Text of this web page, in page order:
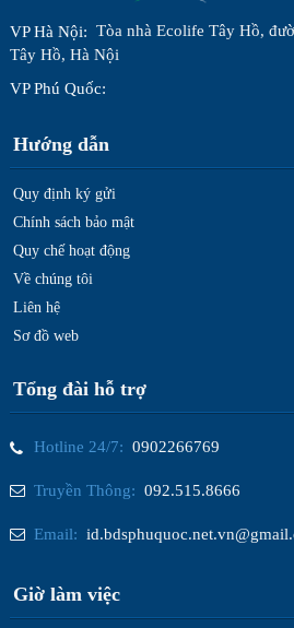
VP Hà Nội: Tòa nhà Ecolife Tây Hồ,
Tây Hồ, Hà Nội
VP Phú Quốc:
Hướng dẫn
Quy định ký gửi
Chính sách bảo mật
Quy chế hoạt động
Về chúng tôi
Liên hệ
Sơ đồ web
Tổng đài hỗ trợ
Hotline 24/7: 0902266769
Truyền Thông: 092.515.8666
Email:
Giờ làm việc